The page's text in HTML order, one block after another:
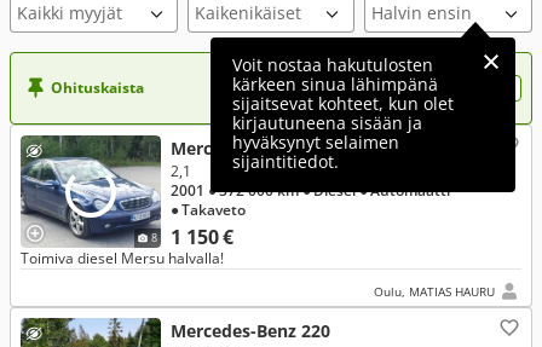
Kaikki myyjät
Voit nostaa hakutulosten
kärkeen sinua lähimpänä
sijaitsevat kohteet, kun olet
kirjautuneena sisään ja
hyväksynyt selaimen
sijaintitiedot.
Ohituskaista Nosta ilmoituksesi tähän?
8
Mercedes-Benz 220
1 150 €
2,1
2001 ● 372 000 km● Diesel● Automaatti
● Takaveto
Toimiva diesel Mersu halvalla!
Oulu, MATIAS HAURU
Mercedes-Benz 220